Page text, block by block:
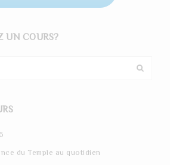
UN COURS?
du Temple au quotidien